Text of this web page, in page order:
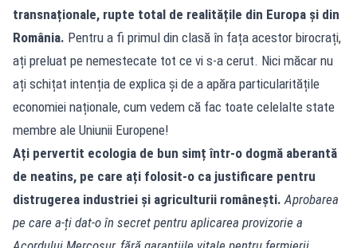
transnaționale, rupte total de realitățile din Europa și din
România. Pentru a fi primul din clasă în fața acestor birocrați,
ați preluat pe nemestecate tot ce vi s-a cerut. Nici măcar nu
ați schițat intenția de explica și de a apăra particularitățile
economiei naționale, cum vedem că fac toate celelalte state
membre ale Uniunii Europene!
Ați pervertit ecologia de bun simț într-o dogmă aberantă
de neatins, pe care ați folosit-o ca justificare pentru
distrugerea industriei și agriculturii românești. Aprobarea
pe care a-ți dat-o în secret pentru aplicarea provizorie a